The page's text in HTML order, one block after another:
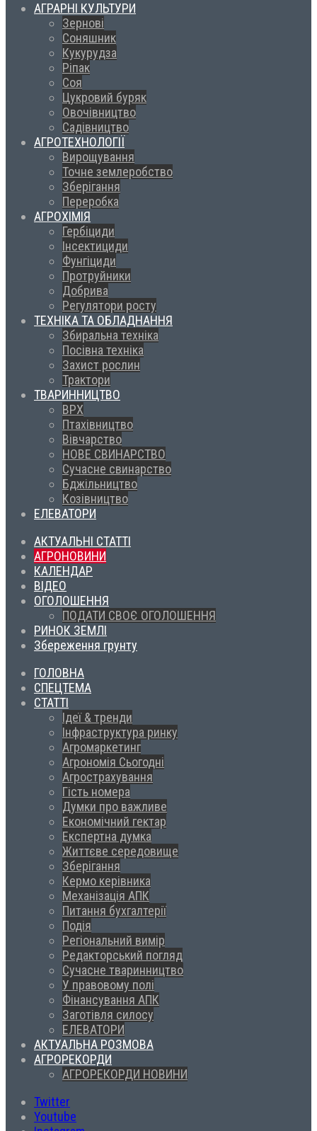
АГРАРНІ КУЛЬТУРИ
Зернові
Соняшник
Кукурудза
Ріпак
Соя
Цукровий буряк
Овочівництво
Садівництво
АГРОТЕХНОЛОГІЇ
Вирощування
Точне землеробство
Зберігання
Переробка
АГРОХІМІЯ
Гербіциди
Інсектициди
Фунгіциди
Протруйники
Добрива
Регулятори росту
ТЕХНІКА ТА ОБЛАДНАННЯ
Збиральна техніка
Посівна техніка
Захист рослин
Трактори
ТВАРИННИЦТВО
ВРХ
Птахівництво
Вівчарство
НОВЕ СВИНАРСТВО
Сучасне свинарство
Бджільництво
Козівництво
ЕЛЕВАТОРИ
АКТУАЛЬНІ СТАТТІ
АГРОНОВИНИ
КАЛЕНДАР
ВІДЕО
ОГОЛОШЕННЯ
ПОДАТИ СВОЄ ОГОЛОШЕННЯ
РИНОК ЗЕМЛІ
Збереження грунту
ГОЛОВНА
СПЕЦТЕМА
СТАТТІ
Ідеї & тренди
Інфраструктура ринку
Агромаркетинг
Агрономія Сьогодні
Агрострахування
Гість номера
Думки про важливе
Економічний гектар
Експертна думка
Життєве середовище
Зберігання
Кермо керівника
Механізація АПК
Питання бухгалтерії
Подія
Регіональний вимір
Редакторський погляд
Сучасне тваринництво
У правовому полі
Фінансування АПК
Заготівля силосу
ЕЛЕВАТОРИ
АКТУАЛЬНА РОЗМОВА
АГРОРЕКОРДИ
АГРОРЕКОРДИ НОВИНИ
Twitter
Youtube